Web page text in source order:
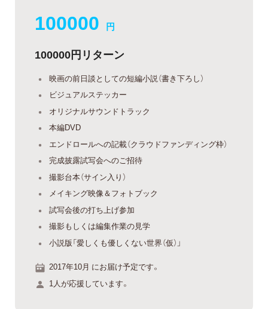
100000 円
100000円リターン
映画の前日談としての短編小説（書き下ろし）
ビジュアルステッカー
オリジナルサウンドトラック
本編DVD
エンドロールへの記載（クラウドファンディング枠）
完成披露試写会へのご招待
撮影台本（サイン入り）
メイキング映像＆フォトブック
試写会後の打ち上げ参加
撮影もしくは編集作業の見学
小説版「愛しくも優しくない世界（仮）」
2017年10月 にお届け予定です。
1人が応援しています。